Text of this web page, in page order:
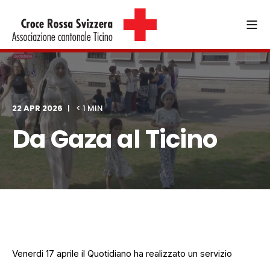
22 APR 2026 < 1 MIN
Da Gaza al Ticino
Venerdi 17 aprile il Quotidiano ha realizzato un servizio